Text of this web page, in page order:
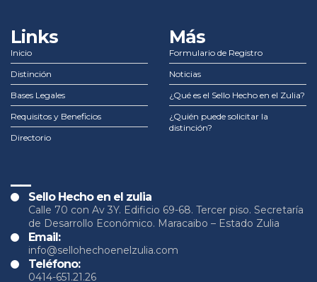
Links
Inicio
Distinción
Bases Legales
Requisitos y Beneficios
Directorio
Más
Formulario de Registro
Noticias
¿Qué es el Sello Hecho en el Zulia?
¿Quién puede solicitar la
distinción?
Sello Hecho en el zulia
Calle 70 con Av 3Y. Edificio 69-68. Tercer piso. Secretaría
de Desarrollo Económico. Maracaibo – Estado Zulia
Email:
info@sellohechoenelzulia.com
Teléfono:
0414-651.21.26